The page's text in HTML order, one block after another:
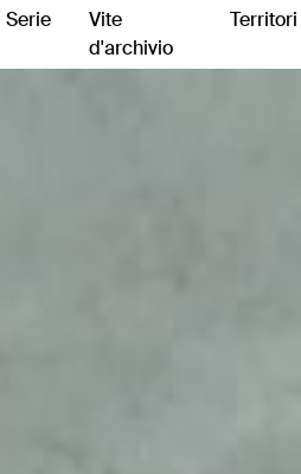
Serie
Vite
d'archivio
Territori